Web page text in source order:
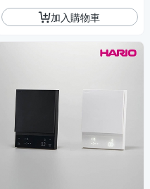
加入購物車